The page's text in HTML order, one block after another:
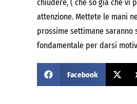
chiudere, ( che so già che vi
attenzione. Mettete le mani
prossime settimane
fondamentale per darsi
Facebook